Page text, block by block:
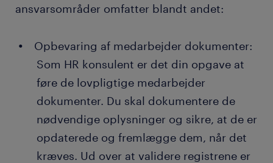
ansvarsområder omfatter blandt andet:
Opbevaring af medarbejder dokumenter:
Som HR konsulent er det din opgave at
føre de lovpligtige medarbejder
dokumenter. Du skal dokumentere de
nødvendige oplysninger og sikre, at de er
opdaterede og fremlægge dem, når det
kræves. Ud over at validere registrene er